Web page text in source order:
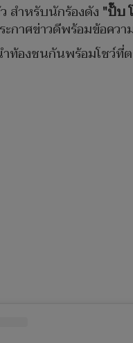
สำหรับนักร้องดัง "ปั๊บ
าศข่าวดีพร้อมข้อควา
ท้องชนกันพร้อมโชว์ที่